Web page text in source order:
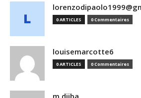
0 ARTICLES 0 Commentaires
louisemarcotte6
0 ARTICLES 0 Commentaires
m.djiba